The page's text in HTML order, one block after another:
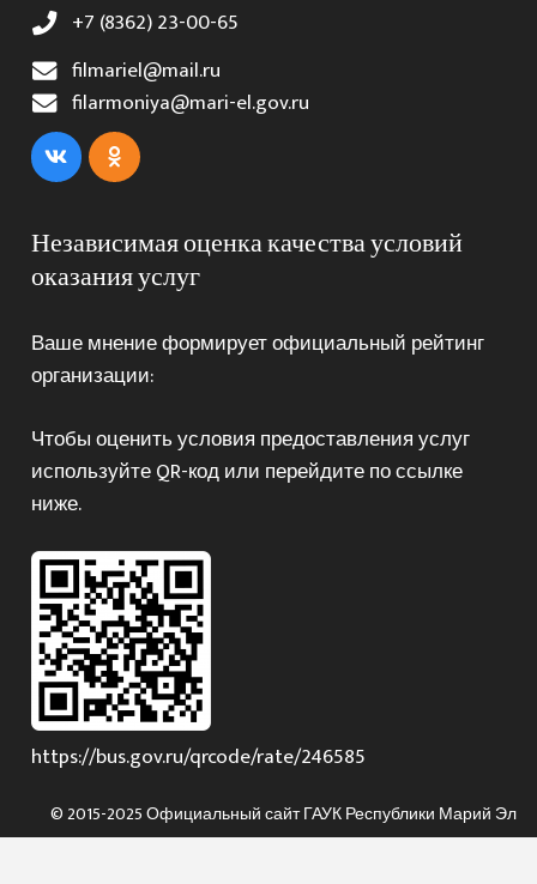
+7 (8362) 23-00-65
filmariel@mail.ru
filarmoniya@mari-el.gov.ru
Независимая оценка качества условий
оказания услуг
Ваше мнение формирует официальный рейтинг
организации:
Чтобы оценить условия предоставления услуг
используйте QR-код или перейдите по ссылке
ниже.
https://bus.gov.ru/qrcode/rate/246585
© 2015-2025 Официальный сайт ГАУК Республики Марий Эл
«Марийская государственная филармония имени Якова